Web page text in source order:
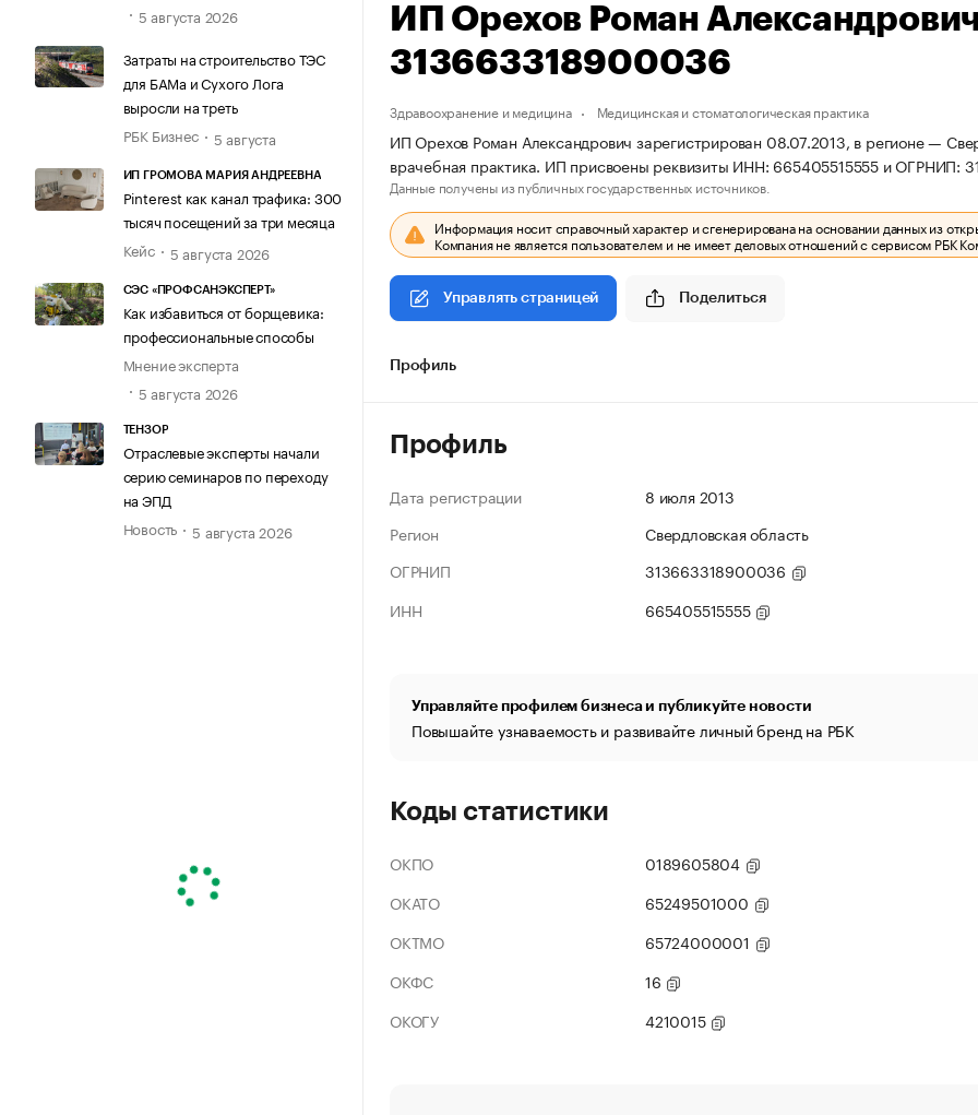
5 августа 2026
Затраты на строительство ТЭС
для БАМа и Сухого Лога
выросли на треть
РБК Бизнес
5 августа
ИП ГРОМОВА МАРИЯ АНДРЕЕВНА
Pinterest как канал трафика: 300
тысяч посещений за три месяца
Кейс
5 августа 2026
СЭС «ПРОФСАНЭКСПЕРТ»
Как избавиться от борщевика:
профессиональные способы
Мнение эксперта
5 августа 2026
ТЕНЗОР
Отраслевые эксперты начали
серию семинаров по переходу
на ЭПД
Новость
5 августа 2026
ИП Орехов Роман
313663318900036
Здравоохранение и медицина Медицинская и стоматологическая практика
ИП Орехов Роман Александрович зарегистрирован 08.07.2013, в регионе —
врачебная практика. ИП присвоены реквизиты ИНН: 665405515555 и ОГРНИП:
Данные получены из публичных государственных источников.
Информация носит справочный характер и сгенерирована на основании данных из
Компания не является пользователем и не имеет деловых отношений с сервисом РБК
Управлять страницей Поделиться
Профиль
Профиль
Дата регистрации
8 июля 2013
Регион
Свердловская область
ОГРНИП
313663318900036
ИНН
665405515555
Управляйте профилем бизнеса и публикуйте новости
Повышайте узнаваемость и развивайте личный бренд на РБК
Коды статистики
ОКПО
0189605804
ОКАТО
65249501000
ОКТМО
65724000001
ОКФС
16
ОКОГУ
4210015